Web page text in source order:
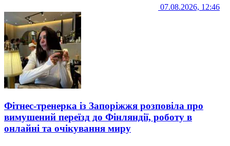
07.08.2026, 12:46
Фітнес-тренерка із Запоріжжя розповіла про
вимушений переїзд до Фінляндії, роботу в
онлайні та очікування миру